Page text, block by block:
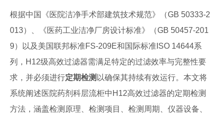
根据中国《医院洁净手术部建筑技术规范》（GB 50333-2
013）、《医药工业洁净厂房设计标准》（GB 50457-201
9）以及美国联邦标准FS-209E和国际标准ISO 14644系
列，H12级高效过滤器需满足特定的过滤效率与完整性要
求，并必须进行定期检测 以确保其持续有效运行。本文将
系统阐述医院药剂科层流柜中H12高效过滤器的定期检测
方法，涵盖检测原理、检测项目、检测周期、仪器设备、